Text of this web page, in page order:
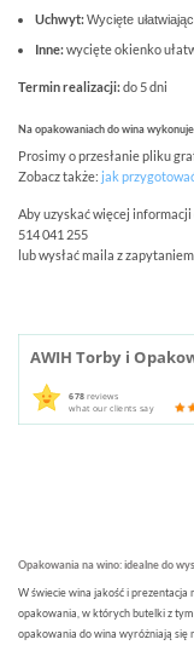
Uchwyt:Wycięte
Inne:wycięte okienko
Termin realizacji:do 5 dni
Na opakowaniach do wina
Prosimy o przesłanie pliku
Zobacz także: jak
Aby uzyskać więcej
514 041 255
lub wysłać maila z
AWIH Torby i
678reviews
what our clients say
Opakowania na wino: idealne do
W świecie wina jakość i prezentacja
opakowania, w których butelki z
opakowania do wina wyróżniają się